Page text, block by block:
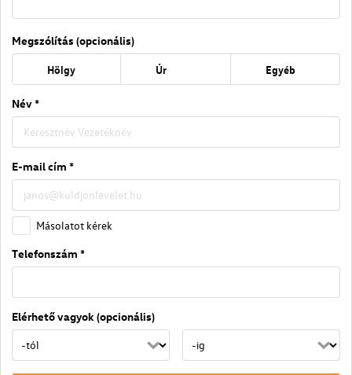
Megszólítás (opcionális)
Hölgy Úr Egyéb
Név *
E-mail cím *
Másolatot kérek
Telefonszám *
Elérhető vagyok (opcionális)